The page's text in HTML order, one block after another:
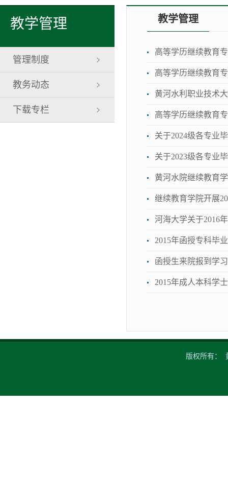
教学管理
管理制度
教务动态
下载专栏
教学管理
高等学历继续教育
高等学历继续教育
黄河水利职业技术
高等学历继续教育
关于2024级各专业
关于2023级各专业
黄河水院继续教育
继续教育学院开展
河海大学关于2016
2015年函授专科毕
函授生来院报到学
2015年成人本科学
版权所有：